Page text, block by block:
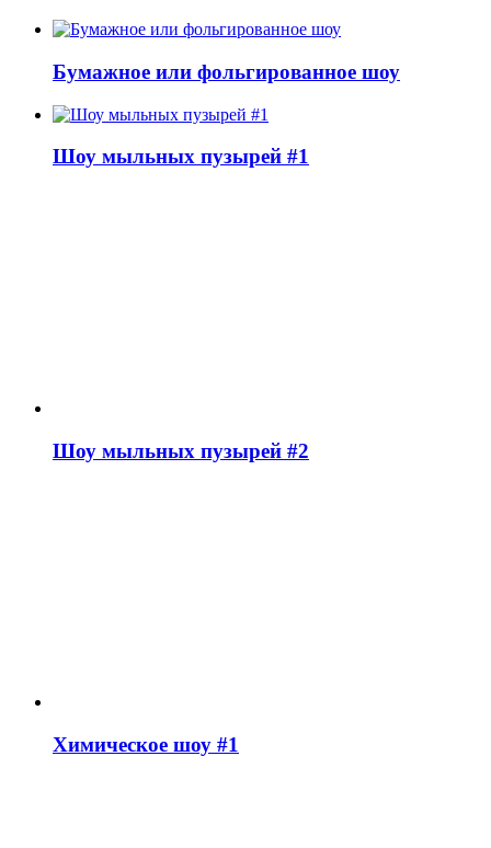
Бумажное или фольгированное шоу
Шоу мыльных пузырей #1
Шоу мыльных пузырей #2
Химическое шоу #1